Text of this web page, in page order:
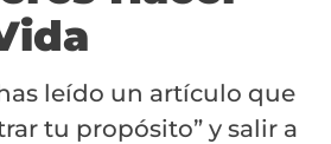
leído un artículo que
tu propósito” y salir a